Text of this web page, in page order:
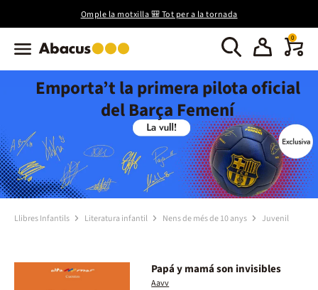
Omple la motxilla 🎒 Tot per a la tornada
0
Emporta’t la primera pilota oficial
del Barça Femení
Llibres Infantils Literatura infantil Nens de més de 10 anys Juvenil
Papá y mamá son invisibles
Aavv